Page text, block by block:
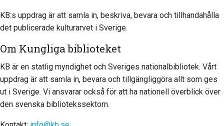
KB:s uppdrag är att samla in, beskriva, bevara och tillhandahålla
det publicerade kulturarvet i Sverige.
Om Kungliga biblioteket
KB är en statlig myndighet och Sveriges nationalbibliotek. Vårt
uppdrag är att samla in, bevara och tillgängliggöra allt som ges
ut i Sverige. Vi ansvarar också för att ha nationell överblick över
den svenska bibliotekssektorn.